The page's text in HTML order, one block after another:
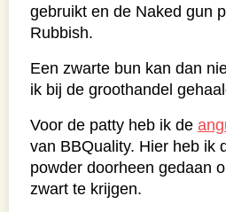
gebruikt en de Naked gun
Rubbish.
Een zwarte bun kan dan
ik bij de groothandel
Voor de patty heb ik de
van BBQuality. Hier heb ik
powder doorheen gedaan
zwart te krijgen.